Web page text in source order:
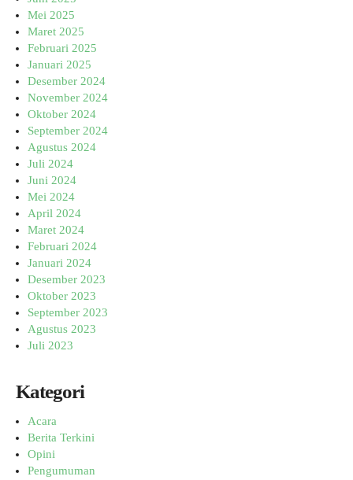
Mei 2025
Maret 2025
Februari 2025
Januari 2025
Desember 2024
November 2024
Oktober 2024
September 2024
Agustus 2024
Juli 2024
Juni 2024
Mei 2024
April 2024
Maret 2024
Februari 2024
Januari 2024
Desember 2023
Oktober 2023
September 2023
Agustus 2023
Juli 2023
Kategori
Acara
Berita Terkini
Opini
Pengumuman